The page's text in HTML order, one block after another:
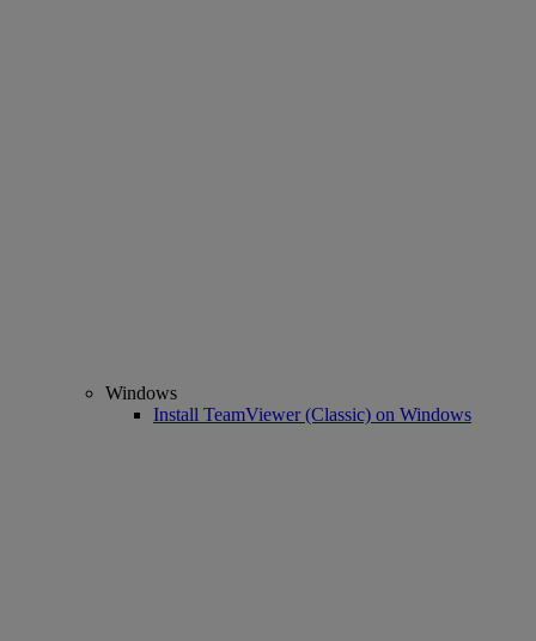
Windows
Install TeamViewer (Classic) on Windows